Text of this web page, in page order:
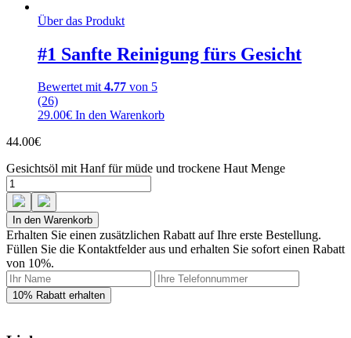
Über das Produkt
#1 Sanfte Reinigung fürs Gesicht
Bewertet mit4.77 von 5
(26)
29.00€ In den Warenkorb
44.00€
Gesichtsöl mit Hanf für müde und trockene Haut Menge
In den Warenkorb
Erhalten Sie einen zusätzlichen Rabatt auf Ihre erste Bestellung.
Füllen Sie die Kontaktfelder aus und erhalten Sie sofort einen Rabatt
von 10%.